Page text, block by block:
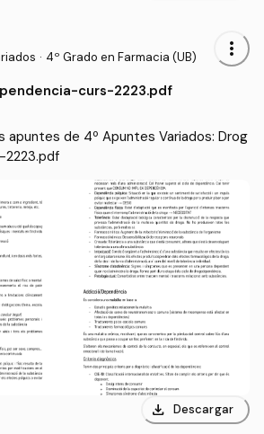
· 4º Grado en Farmacia (UB) more_vert
curs-2223.pdf
apuntes de 4º Apuntes Variados: Drog
download Descargar